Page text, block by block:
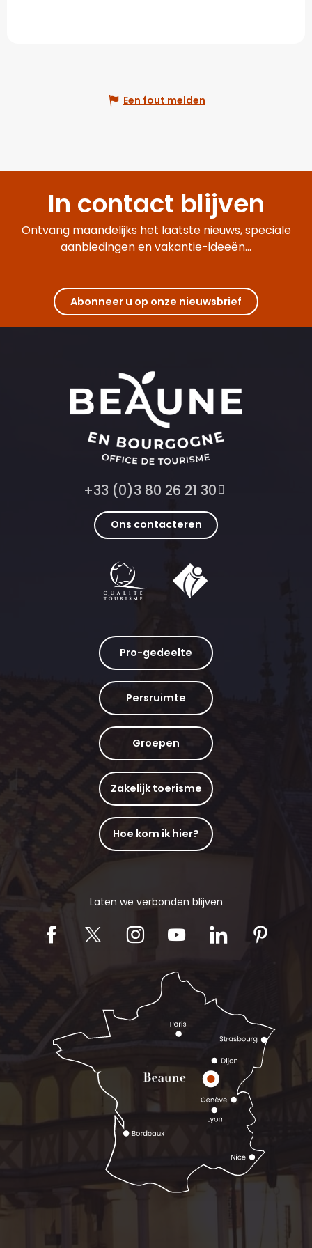
Een fout melden
In contact blijven
Ontvang maandelijks het laatste nieuws, speciale
aanbiedingen en vakantie-ideeën...
Abonneer u op onze nieuwsbrief
+33 (0)3 80 26 21 30
Ons contacteren
Pro-gedeelte
Persruimte
Groepen
Zakelijk toerisme
Hoe kom ik hier?
Laten we verbonden blijven